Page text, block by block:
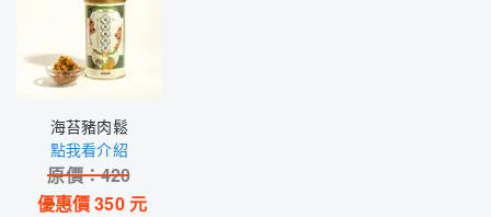
海苔豬肉鬆
點我看介紹
原價：420
優惠價350元